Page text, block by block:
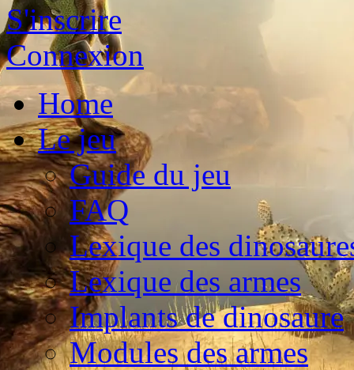
S'inscrire
Connexion
Home
Le jeu
Guide du jeu
FAQ
Lexique des
Lexique des armes
Implants de dinosaure
Modules des armes